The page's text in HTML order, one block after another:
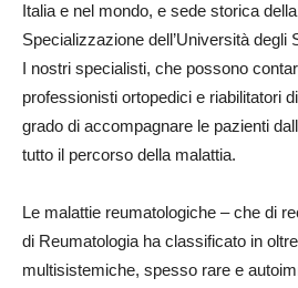
Italia e nel mondo, e sede storica
Specializzazione dell’Università degli
I nostri specialisti, che possono
professionisti ortopedici e riabilitatori
grado di accompagnare le pazienti
tutto il percorso della malattia.
Le malattie reumatologiche – che di
di Reumatologia ha classificato in
multisistemiche, spesso rare e